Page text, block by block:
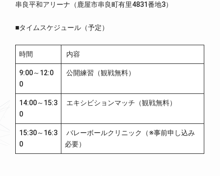
串良平和アリーナ（鹿屋市串良町有里4831番地3）
■タイムスケジュール（予定）
時間 内容
9:00～12:0
0
公開練習（観戦無料）
14:00～15:3
0
エキシビションマッチ（観戦無料）
15:30～16:3
0
バレーボールクリニック（※事前申し込み
必要）